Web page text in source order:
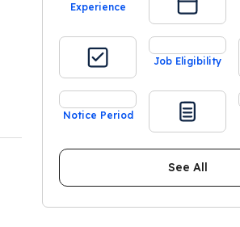
Experience
Job Eligibility
Notice Period
See All